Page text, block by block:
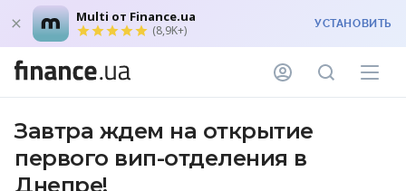
Multi от Finance.ua
(8,9K+) УСТАНОВИТЬ
Завтра ждем на открытие
первого вип-отделения в
Днепре!